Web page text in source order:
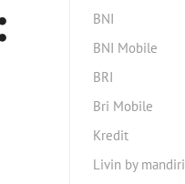
BNI
BNI Mobile
BRI
Bri Mobile
Kredit
Livin by mandiri